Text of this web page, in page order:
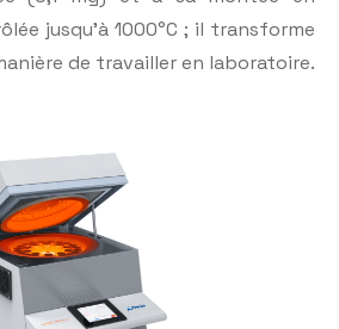
jusqu’à 1000°C ; il transforme
de travailler en laboratoire.